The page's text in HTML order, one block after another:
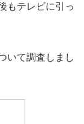
もテレビに引っ
いて調査しまし